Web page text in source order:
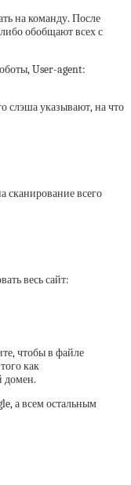
на команду. После
обобщают всех с
User-agent:
слэша указывают, на что
сканирование всего
весь сайт:
чтобы в файле
как
домен.
а всем остальным